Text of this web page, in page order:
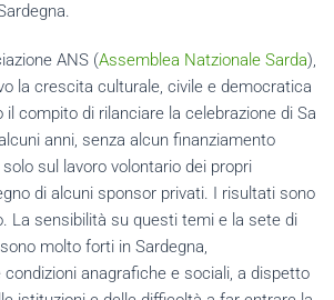
ANS (Assemblea Natzionale Sarda),
la crescita culturale, civile e democratica
il compito di rilanciare la celebrazione di Sa
anni, senza alcun finanziamento
sul lavoro volontario dei propri
di alcuni sponsor privati. I risultati sono
La sensibilità su questi temi e la sete di
molto forti in Sardegna,
anagrafiche e sociali, a dispetto